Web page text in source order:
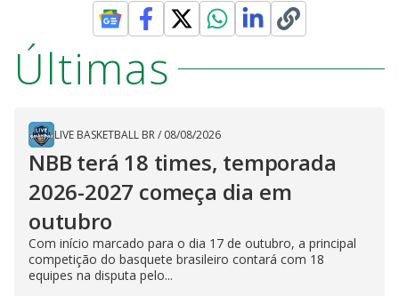
Últimas
LIVE BASKETBALL BR/ 08/08/2026
NBB terá 18 times, temporada
2026-2027 começa dia em
outubro
Com início marcado para o dia 17 de outubro, a principal
competição do basquete brasileiro contará com 18
equipes na disputa pelo...